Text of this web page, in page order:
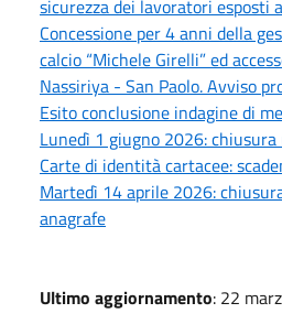
sicurezza dei lavoratori esposti
Concessione per 4 anni della
calcio “Michele Girelli” ed
Nassiriya - San Paolo. Avviso
Esito conclusione indagine di
Lunedì 1 giugno 2026:
Carte di identità cartacee:
Martedì 14 aprile 2026:
anagrafe
Ultimo aggiornamento: 22